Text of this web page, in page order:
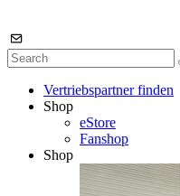
Vertriebspartner finden
Shop
eStore
Fanshop
Shop